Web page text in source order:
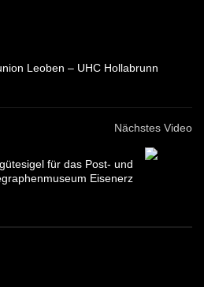
Leoben – UHC Hollabrunn
Nächstes Video
für das Post- und
Eisenerz